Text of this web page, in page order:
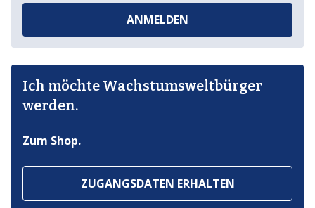
ANMELDEN
Ich möchte Wachstumsweltbürger
werden.
Zum Shop.
ZUGANGSDATEN ERHALTEN